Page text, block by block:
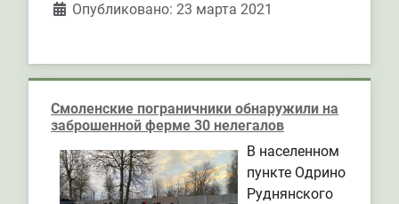
Опубликовано: 23 марта 2021
Смоленские пограничники обнаружили на
заброшенной ферме 30 нелегалов
В населенном
пункте Одрино
Руднянского